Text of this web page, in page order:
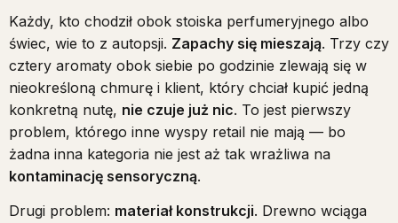
Każdy, kto chodził obok stoiska perfumeryjnego albo
świec, wie to z autopsji. Zapachy się mieszają. Trzy czy
cztery aromaty obok siebie po godzinie zlewają się w
nieokreśloną chmurę i klient, który chciał kupić jedną
konkretną nutę, nie czuje już nic. To jest pierwszy
problem, którego inne wyspy retail nie mają — bo
żadna inna kategoria nie jest aż tak wrażliwa na
kontaminację sensoryczną.
Drugi problem: materiał konstrukcji. Drewno wciąga